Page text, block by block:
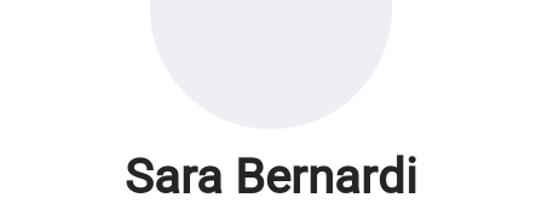
Sara Bernardi